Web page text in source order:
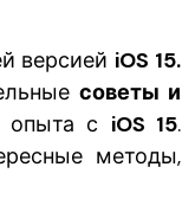
версией iOS 15.
советы и
опыта с iOS 15.
методы,